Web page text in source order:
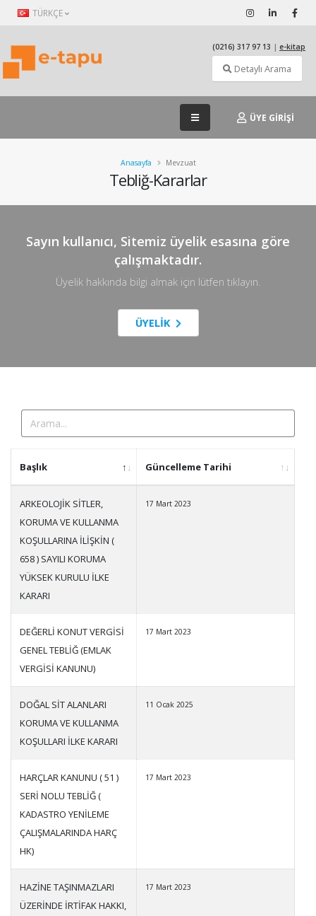
TÜRKÇE
(0216) 317 97 13 | e-kitap
Detaylı Arama
ÜYE GİRİŞİ
Tebliğ-Kararlar
Anasayfa Mevzuat
Sayın kullanıcı, Sitemiz üyelik esasına göre
çalışmaktadır.
Üyelik hakkında bilgi almak için lütfen tıklayın.
ÜYELİK
Başlık Güncelleme Tarihi
ARKEOLOJİK SİTLER,
KORUMA VE KULLANMA
KOŞULLARINA İLİŞKİN (
658 ) SAYILI KORUMA
YÜKSEK KURULU İLKE
KARARI
17 Mart 2023
DEĞERLİ KONUT VERGİSİ
GENEL TEBLİĞ (EMLAK
VERGİSİ KANUNU)
17 Mart 2023
DOĞAL SİT ALANLARI
KORUMA VE KULLANMA
KOŞULLARI İLKE KARARI
11 Ocak 2025
HARÇLAR KANUNU ( 51 )
SERİ NOLU TEBLİĞ (
KADASTRO YENİLEME
ÇALIŞMALARINDA HARÇ
HK)
17 Mart 2023
HAZİNE TAŞINMAZLARI
ÜZERİNDE İRTİFAK HAKKI,
17 Mart 2023